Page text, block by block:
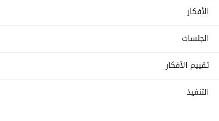
الأفكار
الجلسات
تقييم الأفكار
التنفيذ